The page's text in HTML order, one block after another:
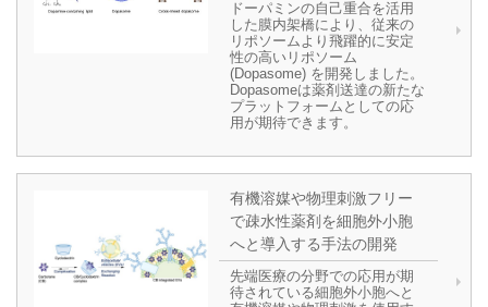
ドーパミンの自己重合を活用
した膜内架橋により、従来の
リポソームより飛躍的に安定
性の高いリポソーム
(Dopasome) を開発しました。
Dopasomeは薬剤送達の新たな
プラットフォームとしての応
用が期待できます。
有機溶媒や物理刺激フリー
で疎水性薬剤を細胞外小胞
へと導入する手法の開発
先端医療の分野での応用が期
待されている細胞外小胞へと